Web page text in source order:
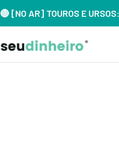
🔴 [NO AR] TOUROS E URSOS: